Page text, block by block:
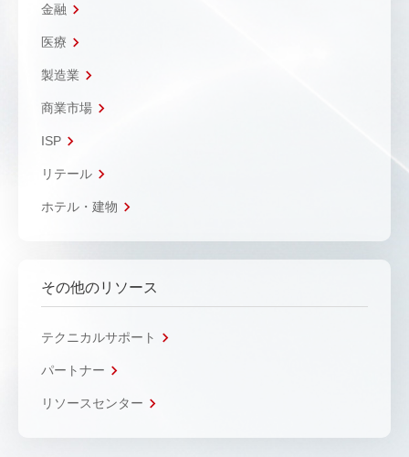
金融
医療
製造業
商業市場
ISP
リテール
ホテル・建物
その他のリソース
テクニカルサポート
パートナー
リソースセンター